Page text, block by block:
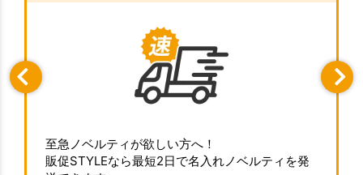
至急ノベルティが欲しい方へ！
販促STYLEなら最短2日で名入れノベルティを発